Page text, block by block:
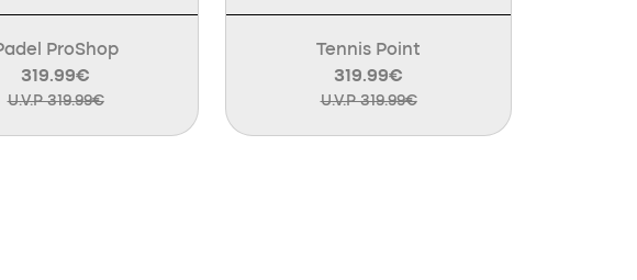
ProShop
319.99€
U.V.P 319.99€
Tennis Point
319.99€
U.V.P 319.99€